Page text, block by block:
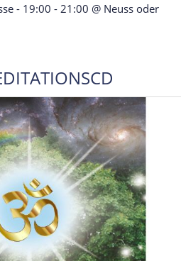
- 19:00 - 21:00 @ Neuss oder